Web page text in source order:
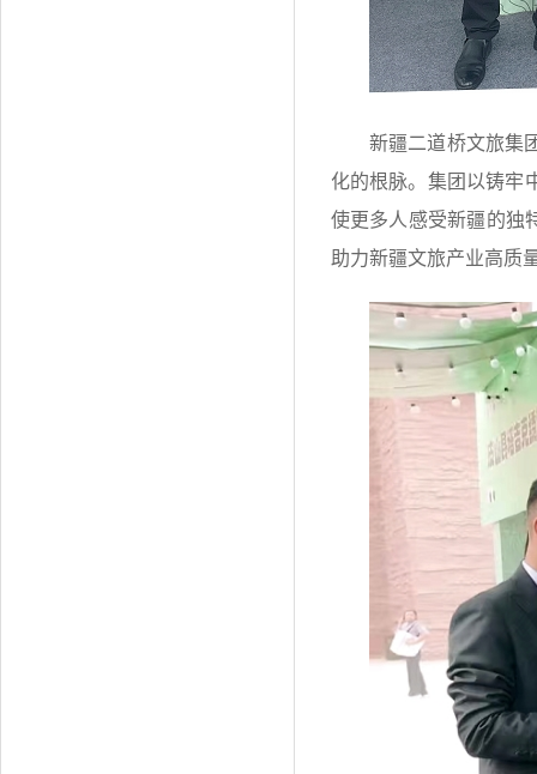
新疆二道桥文旅集
化的根脉。集团以铸牢
使更多人感受新疆的独
助力新疆文旅产业高质